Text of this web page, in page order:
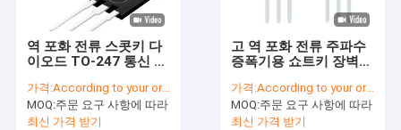
고전력 IGBT
고전력 MOSFET
슈퍼 융합 MOSFET
역 포화 전류 스콧키 다
이오드 TO-247 통신 장
가격:According to your order requirement
MOQ:주문 요구 사항에 따라
최신 가격 받기
고 역 포화 전류 주파수
증폭기용 쇼트키 장벽
가격:According to your order requirement
MOQ:주문 요구 사항에 따라
최신 가격 받기